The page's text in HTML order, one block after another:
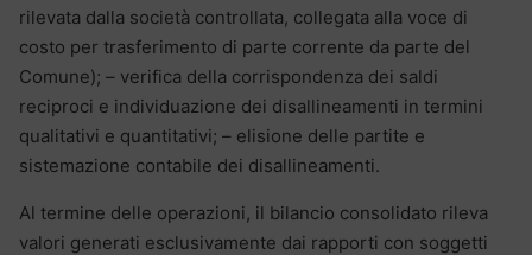
rilevata dalla società controllata, collegata alla voce di
costo per trasferimento di parte corrente da parte del
Comune); – verifica della corrispondenza dei saldi
reciproci e individuazione dei disallineamenti in termini
qualitativi e quantitativi; – elisione delle partite e
sistemazione contabile dei disallineamenti.
Al termine delle operazioni, il bilancio consolidato rileva
valori generati esclusivamente dai rapporti con soggetti